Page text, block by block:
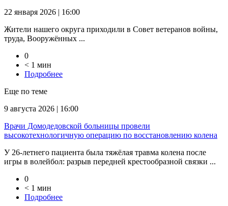
22 января 2026 | 16:00
Жители нашего округа приходили в Совет ветеранов войны,
труда, Вооружённых ...
0
< 1 мин
Подробнее
Еще по теме
9 августа 2026 | 16:00
Врачи Домодедовской больницы провели
высокотехнологичную операцию по восстановлению колена
У 26-летнего пациента была тяжёлая травма колена после
игры в волейбол: разрыв передней крестообразной связки ...
0
< 1 мин
Подробнее